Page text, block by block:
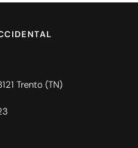
Trento (TN)